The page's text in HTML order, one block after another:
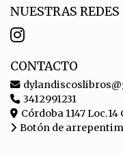
NUESTRAS REDES
CONTACTO
3412991231
Córdoba 1147
Botón de